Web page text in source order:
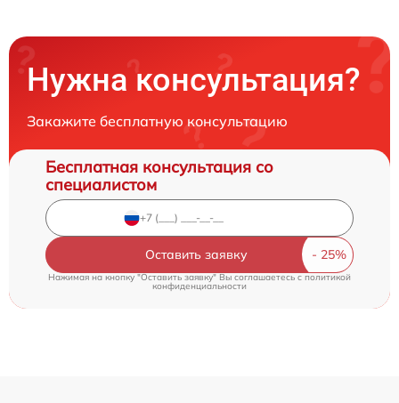
Нужна консультация?
Закажите бесплатную консультацию
Бесплатная консультация со
специалистом
Оставить заявку
Нажимая на кнопку "Оставить заявку" Вы соглашаетесь cполитикой
конфиденциальности